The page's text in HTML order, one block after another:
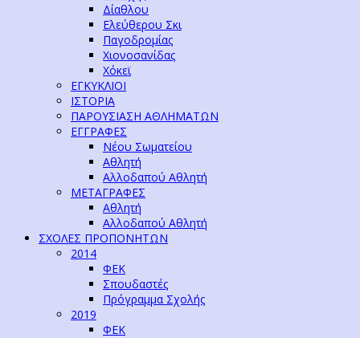
Δίαθλου
Ελεύθερου Σκι
Παγοδρομίας
Χιονοσανίδας
Χόκεϊ
ΕΓΚΥΚΛΙΟΙ
ΙΣΤΟΡΙΑ
ΠΑΡΟΥΣΙΑΣΗ ΑΘΛΗΜΑΤΩΝ
ΕΓΓΡΑΦΕΣ
Νέου Σωματείου
Αθλητή
Αλλοδαπού Αθλητή
ΜΕΤΑΓΡΑΦΕΣ
Αθλητή
Αλλοδαπού Αθλητή
ΣΧΟΛΕΣ ΠΡΟΠΟΝΗΤΩΝ
2014
ΦΕΚ
Σπουδαστές
Πρόγραμμα Σχολής
2019
ΦΕΚ